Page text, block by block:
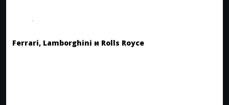
Ferrari, Lamborghini и Rolls Royce